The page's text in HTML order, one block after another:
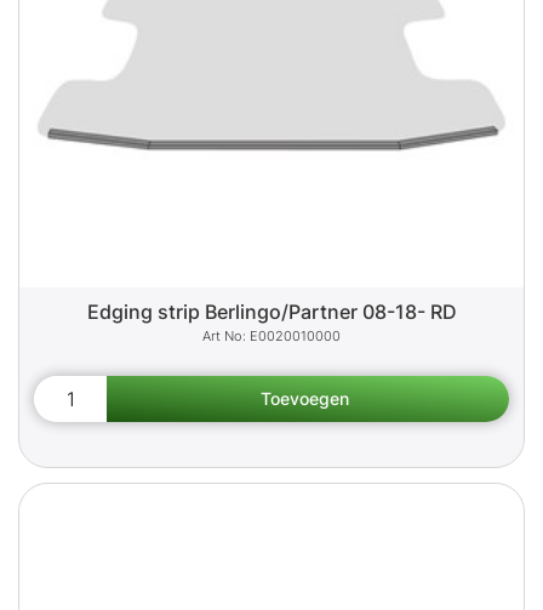
Edging strip Berlingo/Partner 08-18- RD
E0020010000